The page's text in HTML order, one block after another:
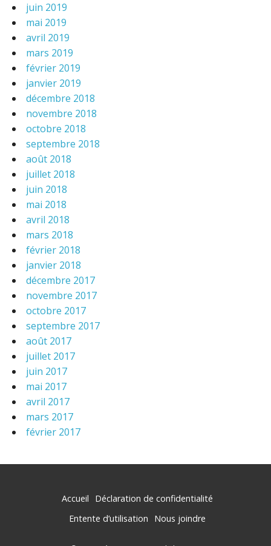
juin 2019
mai 2019
avril 2019
mars 2019
février 2019
janvier 2019
décembre 2018
novembre 2018
octobre 2018
septembre 2018
août 2018
juillet 2018
juin 2018
mai 2018
avril 2018
mars 2018
février 2018
janvier 2018
décembre 2017
novembre 2017
octobre 2017
septembre 2017
août 2017
juillet 2017
juin 2017
mai 2017
avril 2017
mars 2017
février 2017
Accueil
Déclaration de confidentialité
Entente d’utilisation
Nous joindre